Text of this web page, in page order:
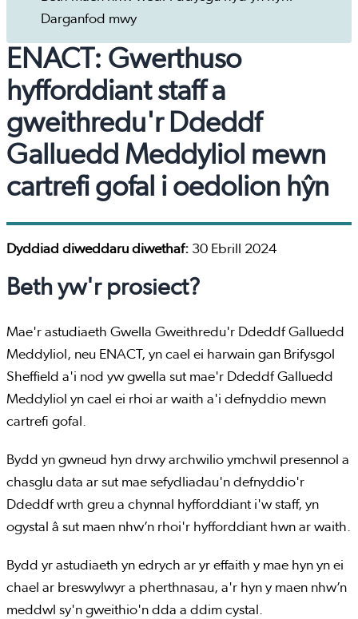
Darganfod mwy
ENACT: Gwerthuso
hyfforddiant staff a
gweithredu'r Ddeddf
Galluedd Meddyliol mewn
cartrefi gofal i oedolion hŷn
Dyddiad diweddaru diwethaf: 30 Ebrill 2024
Beth yw'r prosiect?
Mae'r astudiaeth Gwella Gweithredu'r Ddeddf Galluedd
Meddyliol, neu ENACT, yn cael ei harwain gan Brifysgol
Sheffield a'i nod yw gwella sut mae'r Ddeddf Galluedd
Meddyliol yn cael ei rhoi ar waith a'i defnyddio mewn
cartrefi gofal.
Bydd yn gwneud hyn drwy archwilio ymchwil presennol a
chasglu data ar sut mae sefydliadau'n defnyddio'r
Ddeddf wrth greu a chynnal hyfforddiant i'w staff, yn
ogystal â sut maen nhw’n rhoi'r hyfforddiant hwn ar waith.
Bydd yr astudiaeth yn edrych ar yr effaith y mae hyn yn ei
chael ar breswylwyr a pherthnasau, a'r hyn y maen nhw’n
meddwl sy'n gweithio'n dda a ddim cystal.